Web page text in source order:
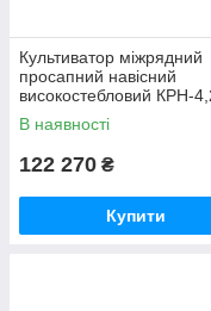
Культиватор міжрядний
просапний навісний
високостебловий КРН-
(КНП-4,2-01) без тукової
системи
В наявності
122 270 ₴
Купити